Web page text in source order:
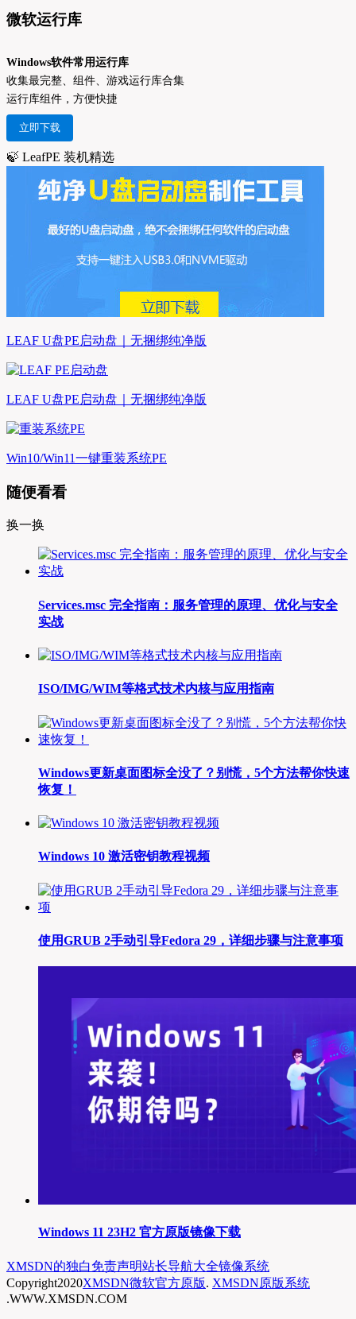
微软运行库
Windows软件常用运行库
收集最完整、组件、游戏运行库合集
运行库组件，方便快捷
立即下载
🍃 LeafPE 装机精选
LEAF U盘PE启动盘｜无捆绑纯净版
LEAF U盘PE启动盘｜无捆绑纯净版
Win10/Win11一键重装系统PE
随便看看
换一换
Services.msc 完全指南：服务管理的原理、优化与安全
实战
ISO/IMG/WIM等格式技术内核与应用指南
Windows更新桌面图标全没了？别慌，5个方法帮你快速
恢复！
Windows 10 激活密钥教程视频
使用GRUB 2手动引导Fedora 29，详细步骤与注意事项
Windows 11 23H2 官方原版镜像下载
XMSDN的独白免责声明站长导航大全镜像系统
Copyright2020XMSDN微软官方原版. XMSDN原版系统
.WWW.XMSDN.COM